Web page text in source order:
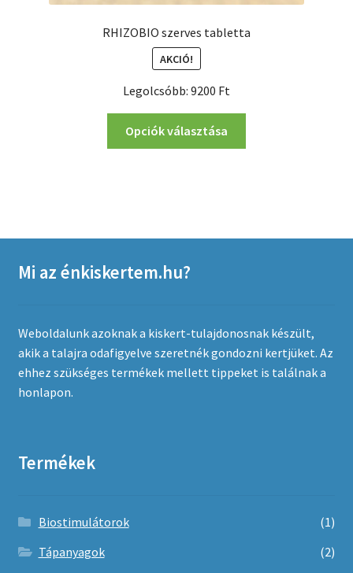
RHIZOBIO szerves tabletta
AKCIÓ!
Legolcsóbb: 9200 Ft
Opciók választása
A
ki
Mi az énkiskertem.hu?
Weboldalunk azoknak a kiskert-tulajdonosnak készült,
akik a talajra odafigyelve szeretnék gondozni kertjüket. Az
ehhez szükséges termékek mellett tippeket is találnak a
honlapon.
Termékek
Biostimulátorok
(1)
Tápanyagok
(2)